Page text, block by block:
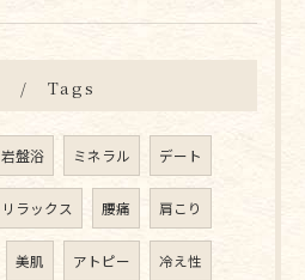
Tags
岩盤浴 ミネラル デート
リラックス 腰痛 肩こり
美肌 アトピー 冷え性